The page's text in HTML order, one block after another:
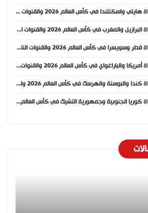
موعد مباراة هايتي واسكتلندا في كأس العالم 2026 والقنوات الناقلة
موعد مباراة البرازيل والمغرب في كأس العالم 2026 والقنوات الناقلة
موعد مباراة قطر وسويسرا في كأس العالم 2026 والقنوات الناقلة
موعد مباراة أمريكا والباراغواي في كأس العالم 2026 والقنوات الناقلة
موعد مباراة كندا والبوسنة والهرسك في كأس العالم 2026 والقنوات الناقلة
موعد مباراة كوريا الجنوبية وجمهورية التشيك في كأس العالم 2026 والقنوات الناقلة